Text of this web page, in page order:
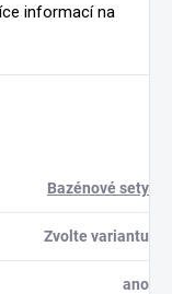
informací na
Bazénové sety
Zvolte variantu
ano